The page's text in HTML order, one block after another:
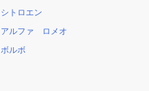
シトロエン
アルファ ロメオ
ボルボ